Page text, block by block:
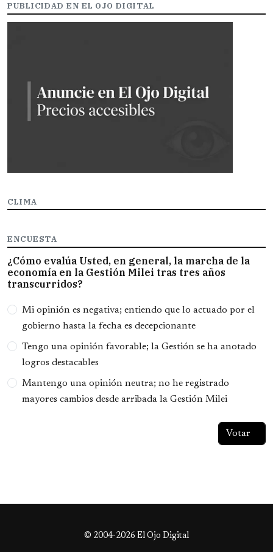
PUBLICIDAD EN EL OJO DIGITAL
CLIMA
ENCUESTA
¿Cómo evalúa Usted, en general, la marcha de la
economía en la Gestión Milei tras tres años
transcurridos?
Opciones
Mi opinión es negativa; entiendo que lo actuado por el
gobierno hasta la fecha es decepcionante
Tengo una opinión favorable; la Gestión se ha anotado
logros destacables
Mantengo una opinión neutra; no he registrado
mayores cambios desde arribada la Gestión Milei
© 2004-2026 El Ojo Digital